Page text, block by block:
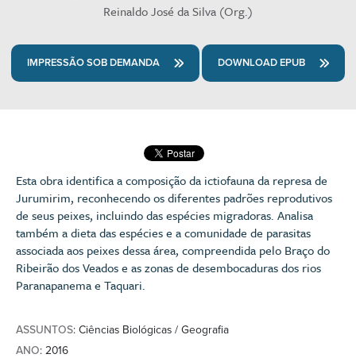
Reinaldo José da Silva (Org.)
IMPRESSÃO SOB DEMANDA DOWNLOAD EPUB
Esta obra identifica a composição da ictiofauna da represa de
Jurumirim, reconhecendo os diferentes padrões reprodutivos
de seus peixes, incluindo das espécies migradoras. Analisa
também a dieta das espécies e a comunidade de parasitas
associada aos peixes dessa área, compreendida pelo Braço do
Ribeirão dos Veados e as zonas de desembocaduras dos rios
Paranapanema e Taquari.
ASSUNTOS: Ciências Biológicas / Geografia
ANO: 2016